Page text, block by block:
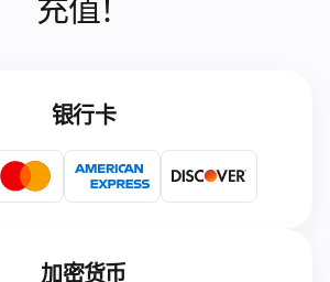
充值！
银行卡
加密货币